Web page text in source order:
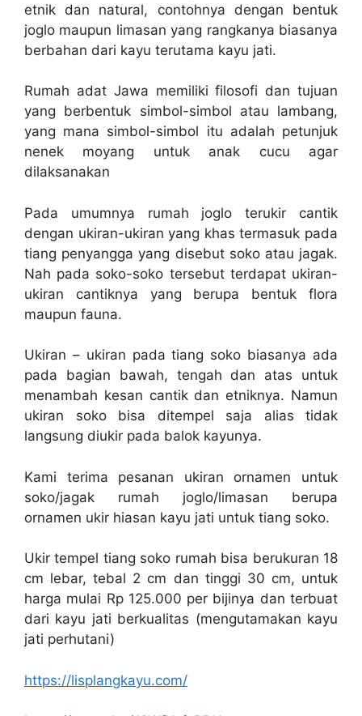
etnik dan natural, contohnya dengan bentuk
joglo maupun limasan yang rangkanya biasanya
berbahan dari kayu terutama kayu jati.
Rumah adat Jawa memiliki filosofi dan tujuan
yang berbentuk simbol-simbol atau lambang,
yang mana simbol-simbol itu adalah petunjuk
nenek moyang untuk anak cucu agar
dilaksanakan
Pada umumnya rumah joglo terukir cantik
dengan ukiran-ukiran yang khas termasuk pada
tiang penyangga yang disebut soko atau jagak.
Nah pada soko-soko tersebut terdapat ukiran-
ukiran cantiknya yang berupa bentuk flora
maupun fauna.
Ukiran – ukiran pada tiang soko biasanya ada
pada bagian bawah, tengah dan atas untuk
menambah kesan cantik dan etniknya. Namun
ukiran soko bisa ditempel saja alias tidak
langsung diukir pada balok kayunya.
Kami terima pesanan ukiran ornamen untuk
soko/jagak rumah joglo/limasan berupa
ornamen ukir hiasan kayu jati untuk tiang soko.
Ukir tempel tiang soko rumah bisa berukuran 18
cm lebar, tebal 2 cm dan tinggi 30 cm, untuk
harga mulai Rp 125.000 per bijinya dan terbuat
dari kayu jati berkualitas (mengutamakan kayu
jati perhutani)
https://lisplangkayu.com/